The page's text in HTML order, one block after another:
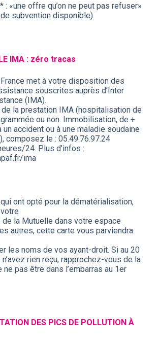
: «une offre qu’on ne peut pas refuser»
subvention disponible).
IMA : zéro tracas
met à votre disposition des
souscrites auprès d’Inter
(IMA).
la prestation IMA (hospitalisation de
ou non. Immobilisation, de +
accident ou à une maladie soudaine
composez le : 05.49.76.97.24
24. Plus d’infos :
ima
ont opté pour la dématérialisation,
la Mutuelle dans votre espace
autres, cette carte vous parviendra
les noms de vos ayant-droit. Si au 20
rien reçu, rapprochez-vous de la
ne pas être dans l’embarras au 1er
DES PICS DE POLLUTION À